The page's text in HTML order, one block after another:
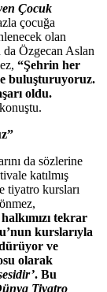
Çocuk
çocuğa
olan
da Özgecan Aslan
“Şehrin her
buluşturuyoruz.
oldu.
da sözlerine
katılmış
tiyatro kursları
tekrar
kurslarıyla
ve
olarak
. Bu
Tiyatro